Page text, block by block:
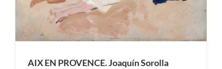
AIX EN PROVENCE. Joaquín Sorolla